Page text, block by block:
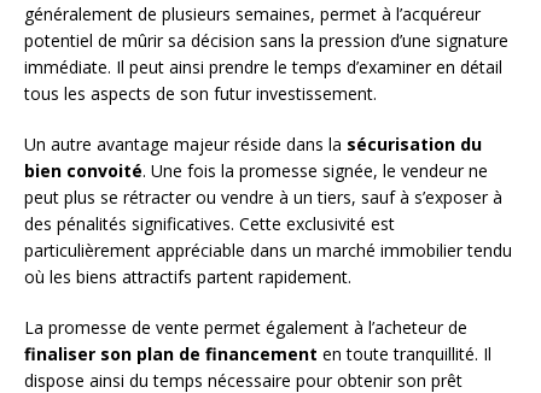
généralement de plusieurs semaines, permet à l’acquéreur
potentiel de mûrir sa décision sans la pression d’une signature
immédiate. Il peut ainsi prendre le temps d’examiner en détail
tous les aspects de son futur investissement.
Un autre avantage majeur réside dans la sécurisation du
bien convoité. Une fois la promesse signée, le vendeur ne
peut plus se rétracter ou vendre à un tiers, sauf à s’exposer à
des pénalités significatives. Cette exclusivité est
particulièrement appréciable dans un marché immobilier tendu
où les biens attractifs partent rapidement.
La promesse de vente permet également à l’acheteur de
finaliser son plan de financement en toute tranquillité. Il
dispose ainsi du temps nécessaire pour obtenir son prêt